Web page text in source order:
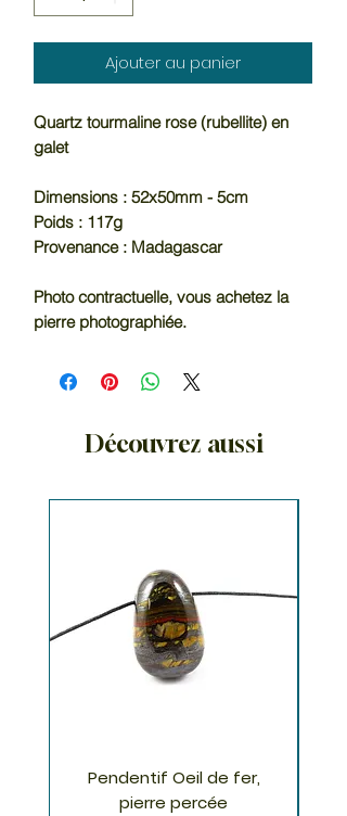
Ajouter au panier
Quartz tourmaline rose (rubellite) en
galet
Dimensions : 52x50mm - 5cm
Poids : 117g
Provenance : Madagascar
Photo contractuelle, vous achetez la
pierre photographiée.
Découvrez aussi
Pendentif Oeil de fer,
pierre percée